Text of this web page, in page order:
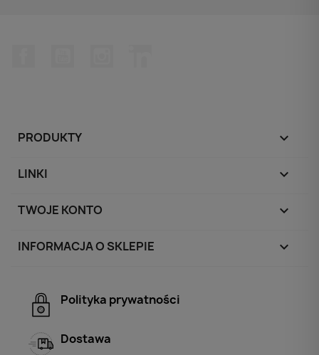
PRODUKTY 
LINKI 
TWOJE KONTO 
INFORMACJA O SKLEPIE keyboard_arrow_down
Polityka prywatności
Dostawa